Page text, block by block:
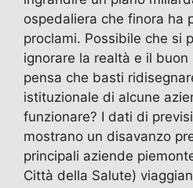
ospedaliera che finora ha
proclami. Possibile che si
ignorare la realtà e il buon
pensa che basti
istituzionale di alcune
funzionare? I dati di
mostrano un disavanzo
principali aziende
Città della Salute)